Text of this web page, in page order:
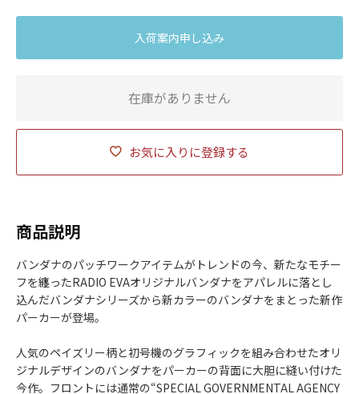
お気に入りに登録する
入荷案内申し込み
在庫がありません
商品説明
バンダナのパッチワークアイテムがトレンドの今、新たなモチー
フを纏ったRADIO EVAオリジナルバンダナをアパレルに落とし
込んだバンダナシリーズから新カラーのバンダナをまとった新作
パーカーが登場。
人気のペイズリー柄と初号機のグラフィックを組み合わせたオリ
ジナルデザインのバンダナをパーカーの背面に大胆に縫い付けた
今作。フロントには通常の“SPECIAL GOVERNMENTAL AGENCY